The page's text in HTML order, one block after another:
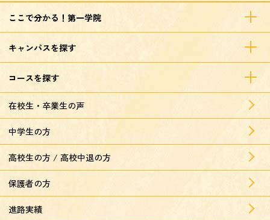
ここで分かる！第一学院
キャンパスを探す
コースを探す
在校生・卒業生の声
中学生の方
高校生の方 / 高校中退の方
保護者の方
進路実績